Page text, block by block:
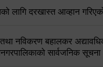
लागि दरखास्त आव्हान
तथा नविकरण बहालकर
सार्वजनिक सूचना